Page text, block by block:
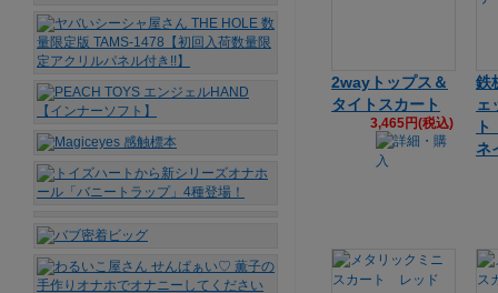
2wayトップス＆
タイトスカート
3,465円(税込)
鉄
ェ
ネ